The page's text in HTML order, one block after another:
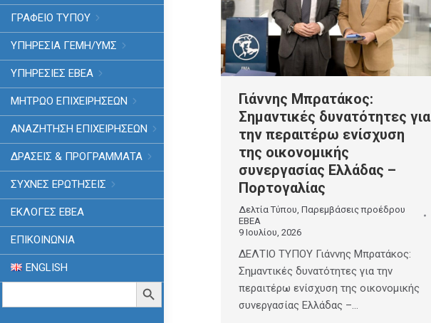
ΓΡΑΦΕΙΟ ΤΥΠΟΥ
ΥΠΗΡΕΣΊΑ ΓΕΜΗ/ΥΜΣ
ΥΠΗΡΕΣΙΕΣ ΕΒΕΑ
ΜΗΤΡΩΟ ΕΠΙΧΕΙΡΗΣΕΩΝ
ΑΝΑΖΗΤΗΣΗ ΕΠΙΧΕΙΡΗΣΕΩΝ
ΔΡΑΣΕΙΣ & ΠΡΟΓΡΑΜΜΑΤΑ
ΣΥΧΝΕΣ ΕΡΩΤΗΣΕΙΣ
ΕΚΛΟΓΈΣ ΕΒΕΑ
ΕΠΙΚΟΙΝΩΝΙΑ
ENGLISH
Search
Search Button
Γιάννης Μπρατάκος:
Σημαντικές δυνατότητες για
την περαιτέρω ενίσχυση
της οικονομικής
συνεργασίας Ελλάδας –
Πορτογαλίας
Δελτία Τύπου Παρεμβάσεις προέδρου
ΕΒΕΑ
9 Ιουλίου, 2026
ΔΕΛΤΙΟ ΤΥΠΟΥ Γιάννης Μπρατάκος:
Σημαντικές δυνατότητες για την
περαιτέρω ενίσχυση της οικονομικής
συνεργασίας Ελλάδας –…